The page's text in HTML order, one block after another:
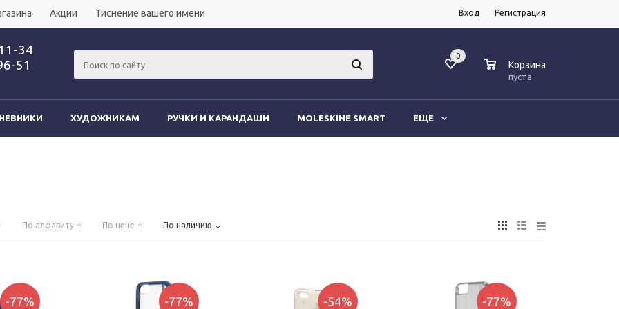
Акции Тиснение вашего имени Вход Регистрация
34
51
0
Корзина
пуста
ХУДОЖНИКАМ РУЧКИ И КАРАНДАШИ MOLESKINE SMART ЕЩЕ
По алфавиту По цене По наличию
-77% -77% -54% -77%